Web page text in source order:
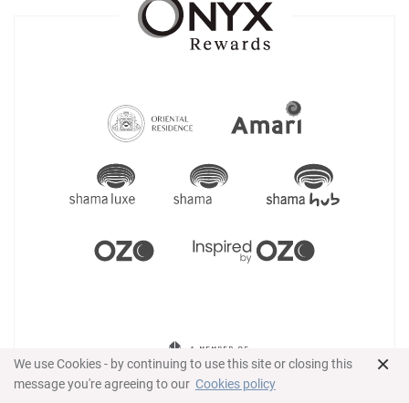
We use Cookies - by continuing to use this site or closing this
message you're agreeing to our Cookies policy
×